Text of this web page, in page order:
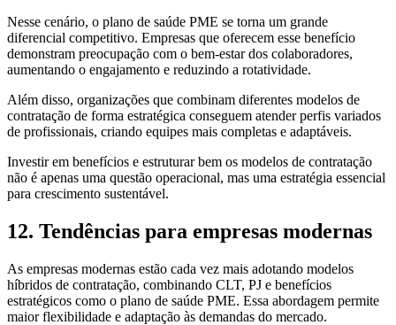
Nesse cenário, o plano de saúde PME se torna um grande
diferencial competitivo. Empresas que oferecem esse benefício
demonstram preocupação com o bem-estar dos colaboradores,
aumentando o engajamento e reduzindo a rotatividade.
Além disso, organizações que combinam diferentes modelos de
contratação de forma estratégica conseguem atender perfis variados
de profissionais, criando equipes mais completas e adaptáveis.
Investir em benefícios e estruturar bem os modelos de contratação
não é apenas uma questão operacional, mas uma estratégia essencial
para crescimento sustentável.
12. Tendências para empresas modernas
As empresas modernas estão cada vez mais adotando modelos
híbridos de contratação, combinando CLT, PJ e benefícios
estratégicos como o plano de saúde PME. Essa abordagem permite
maior flexibilidade e adaptação às demandas do mercado.